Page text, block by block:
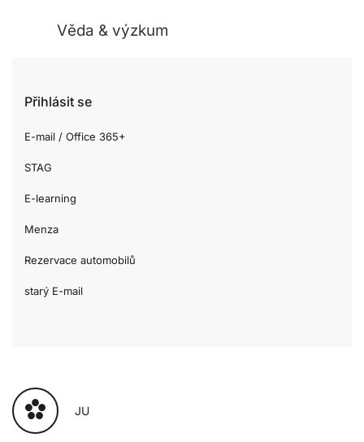
Věda & výzkum
Přihlásit se
E-mail / Office 365+
STAG
E-learning
Menza
Rezervace automobilů
starý E-mail
JU